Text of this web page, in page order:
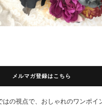
メルマガ登録はこちら
はの視点で、おしゃれのワンポイ